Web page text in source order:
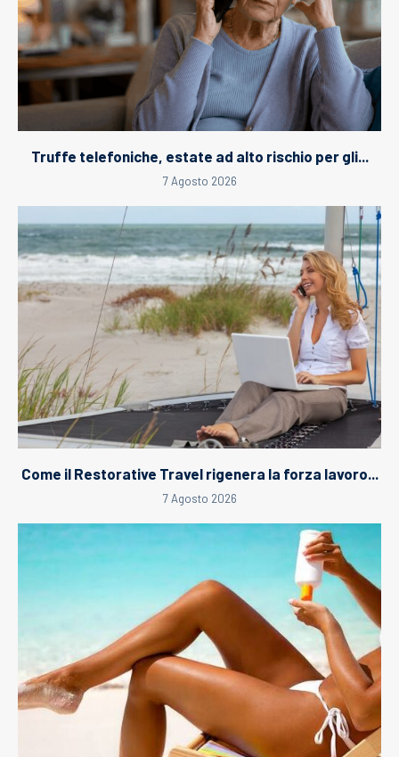
Truffe telefoniche, estate ad alto rischio per gli...
7 Agosto 2026
Come il Restorative Travel rigenera la forza lavoro...
7 Agosto 2026